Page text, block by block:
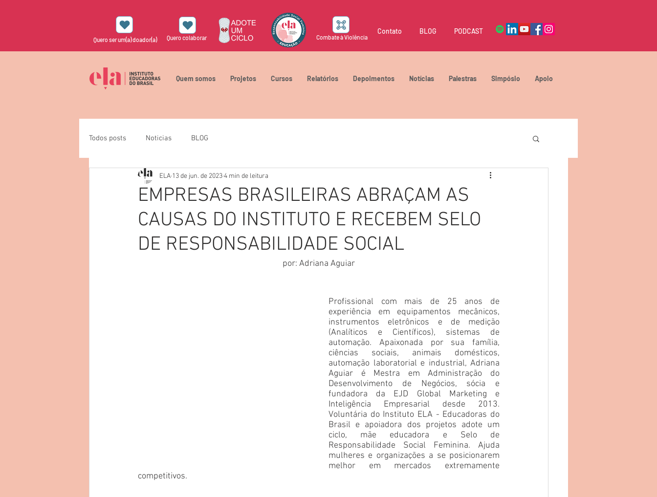
Quero ser um(a) doador(a) Quero colaborar Combate à Violência
Contato BLOG PODCAST
Quem somos Projetos Cursos Relatórios Depoimentos Notícias Palestras Simpósio Apoio
Todos posts Noticias BLOG
EMPRESAS BRASILEIRAS ABRAÇAM AS
CAUSAS DO INSTITUTO E RECEBEM SELO
DE RESPONSABILIDADE SOCIAL
ELA 13 de jun. de 20234 min de leitura
por: Adriana Aguiar
Profissional com mais de 25 anos de
experiência em equipamentos mecânicos,
instrumentos eletrônicos e de medição
(Analíticos e Científicos), sistemas de
automação. Apaixonada por sua família,
ciências sociais, animais domésticos,
automação laboratorial e industrial, Adriana
Aguiar é Mestra em Administração do
Desenvolvimento de Negócios, sócia e
fundadora da EJD Global Marketing e
Inteligência Empresarial desde 2013.
Voluntária do Instituto ELA - Educadoras do
Brasil e apoiadora dos projetos adote um
ciclo, mãe educadora e Selo de
Responsabilidade Social Feminina. Ajuda
mulheres e organizações a se posicionarem
melhor em mercados extremamente
competitivos.